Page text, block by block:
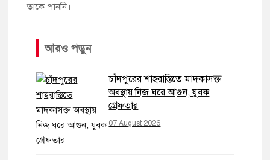
তাকে পাননি।
আরও পড়ুন
চাঁদপুরের শাহরাস্তিতে মাদকাসক্ত
অবস্থায় নিজ ঘরে আগুন, যুবক
গ্রেফতার
07 August 2026